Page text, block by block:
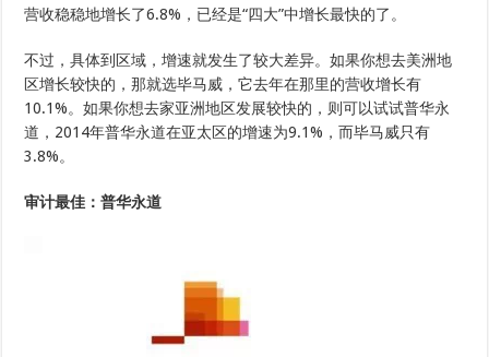
营收稳稳地增长了6.8%，已经是“四大”中增长最快的了。
不过，具体到区域，增速就发生了较大差异。如果你想去美洲地
区增长较快的，那就选毕马威，它去年在那里的营收增长有
10.1%。如果你想去家亚洲地区发展较快的，则可以试试普华永
道，2014年普华永道在亚太区的增速为9.1%，而毕马威只有
3.8%。
审计最佳：普华永道